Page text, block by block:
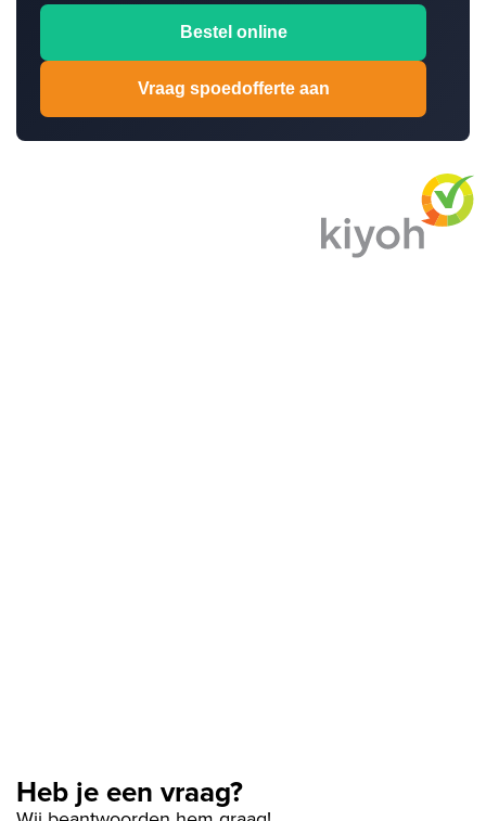
Bestel online
Vraag spoedofferte aan
Heb je een vraag?